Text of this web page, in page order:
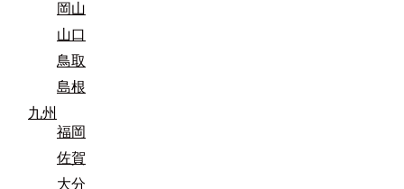
岡山
山口
鳥取
島根
九州
福岡
佐賀
大分